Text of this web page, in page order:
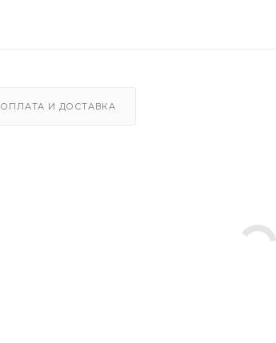
ОПЛАТА И ДОСТАВКА